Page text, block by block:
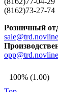
(8162)73-27-74
Розничный
100% (1.00)